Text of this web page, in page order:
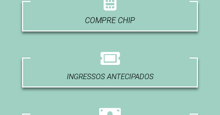
COMPRE CHIP
INGRESSOS ANTECIPADOS